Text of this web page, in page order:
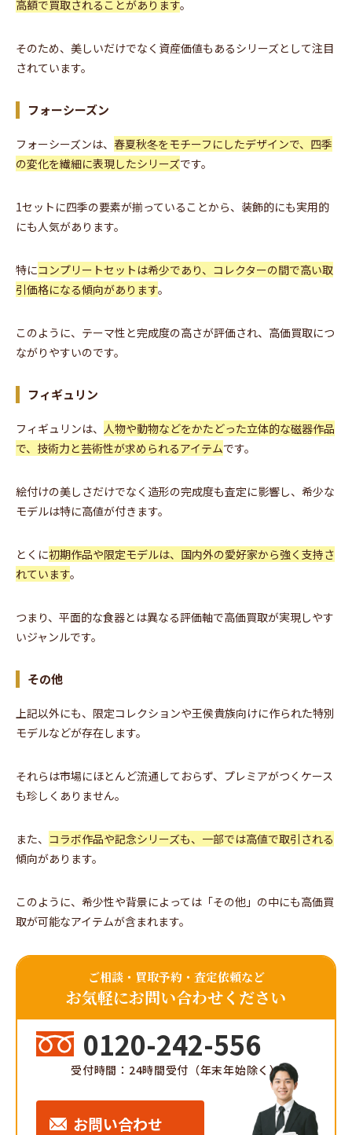
高額で買取されることがあります。
そのため、美しいだけでなく資産価値もあるシリーズとして注目
されています。
フォーシーズン
フォーシーズンは、 春夏秋冬をモチーフにしたデザインで、四季
の変化を繊細に表現したシリーズです。
1セットに四季の要素が揃っていることから、装飾的にも実用的
にも人気があります。
特にコンプリートセットは希少であり、コレクターの間で高い取
引価格になる傾向があります。
このように、テーマ性と完成度の高さが評価され、高価買取につ
ながりやすいのです。
フィギュリン
フィギュリンは、 人物や動物などをかたどった立体的な磁器作品
で、技術力と芸術性が求められるアイテムです。
絵付けの美しさだけでなく造形の完成度も査定に影響し、希少な
モデルは特に高値が付きます。
とくに初期作品や限定モデルは、国内外の愛好家から強く支持さ
れています。
つまり、平面的な食器とは異なる評価軸で高価買取が実現しやす
いジャンルです。
その他
上記以外にも、限定コレクションや王侯貴族向けに作られた特別
モデルなどが存在します。
それらは市場にほとんど流通しておらず、プレミアがつくケース
も珍しくありません。
また、 コラボ作品や記念シリーズも、一部では高値で取引される
傾向があります。
このように、希少性や背景によっては「その他」の中にも高価買
取が可能なアイテムが含まれます。
ご相談・買取予約・査定依頼など
お気軽にお問い合わせください
0120-242-556
受付時間：24時間受付（年末年始除く）
お問い合わせ